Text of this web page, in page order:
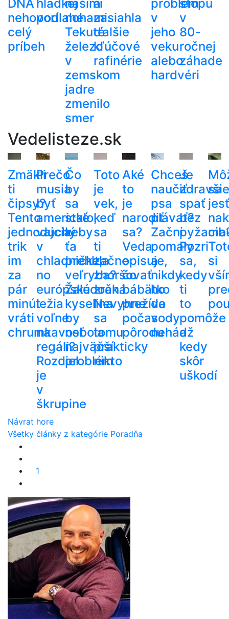
DNA
nehovorí
celý
príbeh
hladkej
podlahe
našimi
nohami.
Tekuté
železo
v
zemskom
jadre
zmenilo
smer
a
zasiahla
ďalšie
kľúčové
rafinérie
problém
v
jeho
veku
alebo
hardvéri
stopu
v
80-
ročnej
záhade
Vedelisteze.sk
Zmäkli
ti
čipsy?
Tento
jednoduchý
trik
im
za
pár
minút
vráti
chrumkavosť
Prečo
musia
byť
americké
vajcia
v
chladničke,
no
európske
ležia
voľne
na
regáli?
Rozdiel
je
v
škrupine
Čo
by
sa
stalo,
keby
ťa
prehltla
veľryba?
Žalúdočná
kyselina
by
nebola
najväčší
problém
Toto
je
vek,
keď
sa
ti
začne
zhoršovať
zrak.
Nevyhne
sa
tomu
prakticky
nikto
Aké
to
je
narodiť
sa?
Veda
opisuje,
čo
bábätko
prežíva
počas
pôrodu
Chceš
naučiť
psa
plávať?
Začni
pomaly
a
nikdy
ho
do
vody
nehádž
Je
zdravšie
spať
bez
Pozri
sa,
kedy
ti
to
pomôže
a
kedy
skôr
uškodí
sa
jesť
si
Návrat hore
Všetky články z kategórie Poradňa
1